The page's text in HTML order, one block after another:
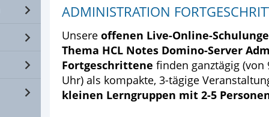
ADMINISTRATION
Unsere offenen Live-Online-
Thema HCL Notes Domino-Server
Fortgeschrittene finden ganztägig (von
Uhr) als kompakte, 3-tägige
kleinen Lerngruppen mit 2-5